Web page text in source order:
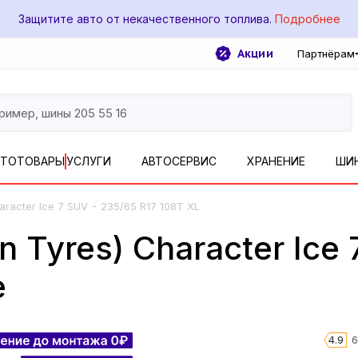
Защитите авто от некачественного топлива. Подробнее
Акции Партнёрам
УСЛУГИ АВТОСЕРВИС ХРАНЕНИЕ
Ice 7 SUV - 235/65 R17 108T XL
Character Ice
4.9